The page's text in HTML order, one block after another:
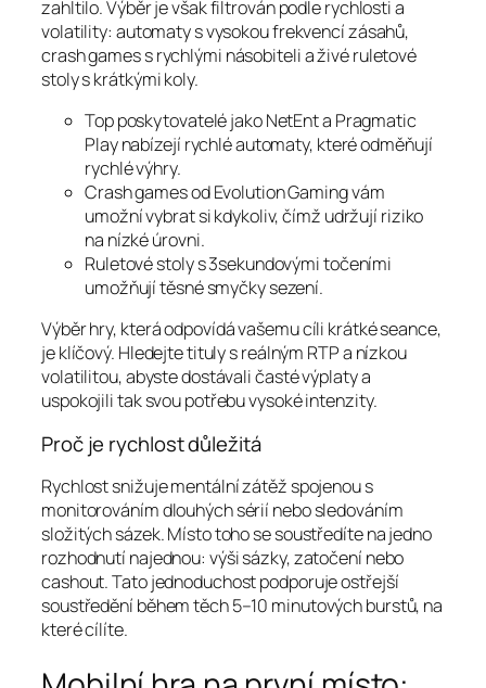
zahltilo. Výběr je však filtrován podle rychlosti a
volatility: automaty s vysokou frekvencí zásahů,
crash games s rychlými násobiteli a živé ruletové
stoly s krátkými koly.
Top poskytovatelé jako NetEnt a Pragmatic
Play nabízejí rychlé automaty, které odměňují
rychlé výhry.
Crash games od Evolution Gaming vám
umožní vybrat si kdykoliv, čímž udržují riziko
na nízké úrovni.
Ruletové stoly s 3sekundovými točeními
umožňují těsné smyčky sezení.
Výběr hry, která odpovídá vašemu cíli krátké seance,
je klíčový. Hledejte tituly s reálným RTP a nízkou
volatilitou, abyste dostávali časté výplaty a
uspokojili tak svou potřebu vysoké intenzity.
Proč je rychlost důležitá
Rychlost snižuje mentální zátěž spojenou s
monitorováním dlouhých sérií nebo sledováním
složitých sázek. Místo toho se soustředíte na jedno
rozhodnutí najednou: výši sázky, zatočení nebo
cashout. Tato jednoduchost podporuje ostřejší
soustředění během těch 5–10 minutových burstů, na
které cílíte.